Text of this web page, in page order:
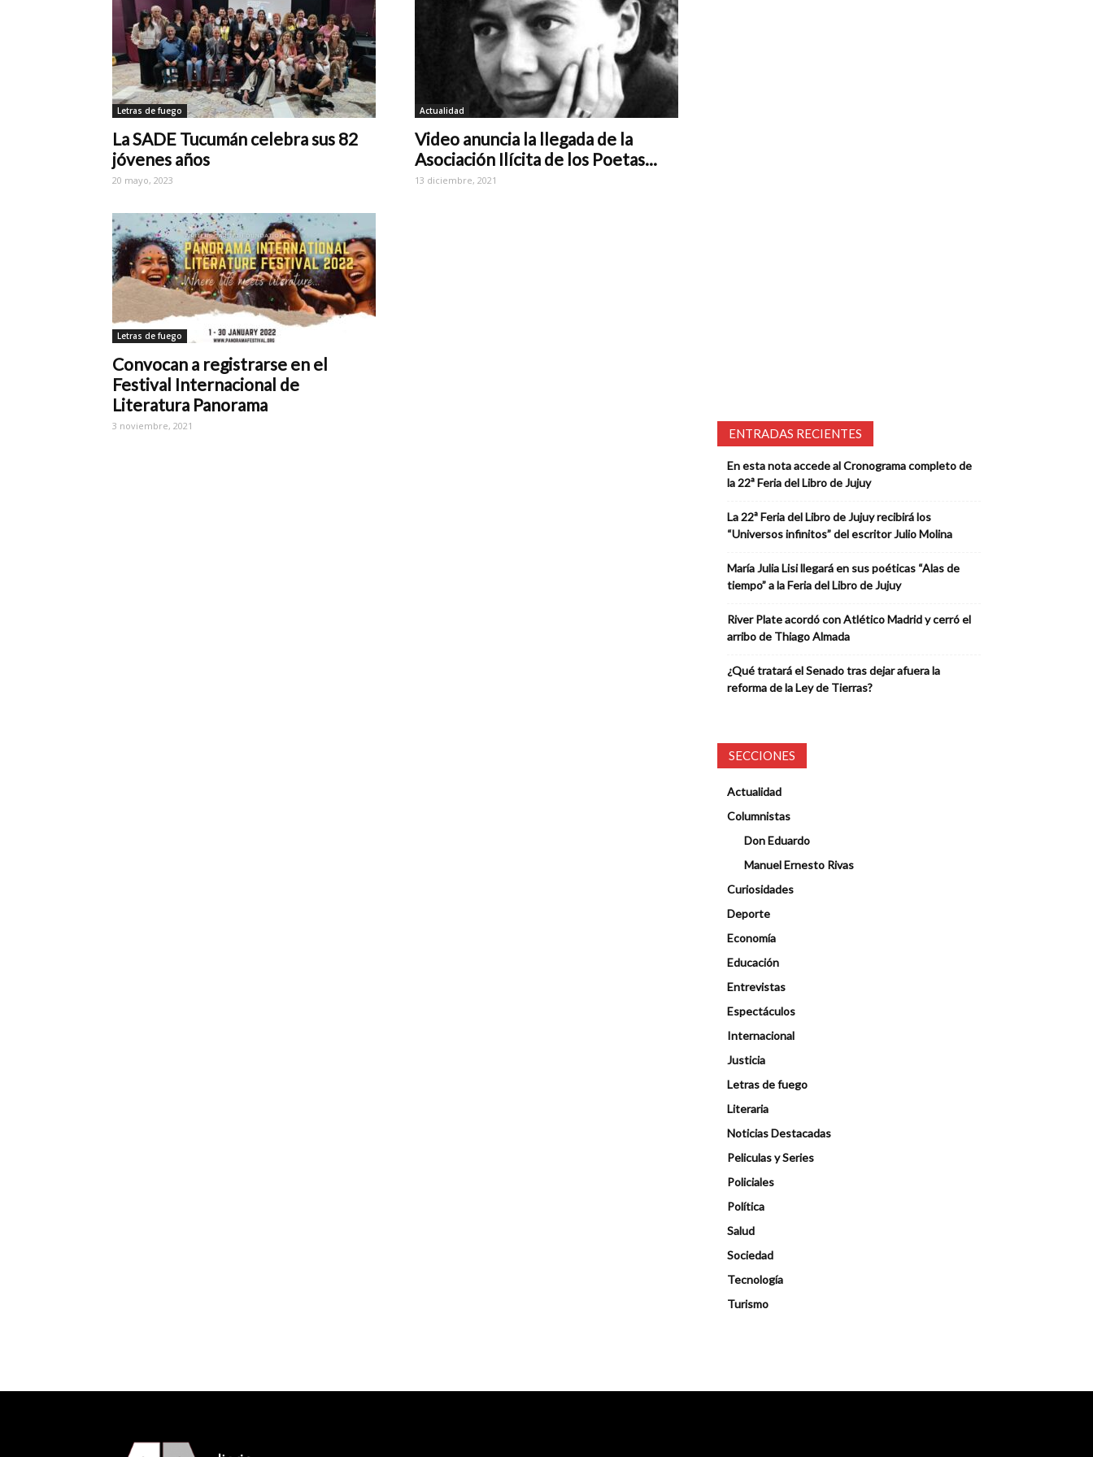
Letras de fuego
La SADE Tucumán celebra sus 82
jóvenes años
20 mayo, 2023
Actualidad
Video anuncia la llegada de la
Asociación Ilícita de los Poetas...
13 diciembre, 2021
Letras de fuego
Convocan a registrarse en el
Festival Internacional de
Literatura Panorama
3 noviembre, 2021
ENTRADAS RECIENTES
En esta nota accede al Cronograma completo de
la 22ª Feria del Libro de Jujuy
La 22ª Feria del Libro de Jujuy recibirá los
“Universos infinitos” del escritor Julio Molina
María Julia Lisi llegará en sus poéticas “Alas de
tiempo” a la Feria del Libro de Jujuy
River Plate acordó con Atlético Madrid y cerró el
arribo de Thiago Almada
¿Qué tratará el Senado tras dejar afuera la
reforma de la Ley de Tierras?
SECCIONES
Actualidad
Columnistas
Don Eduardo
Manuel Ernesto Rivas
Curiosidades
Deporte
Economía
Educación
Entrevistas
Espectáculos
Internacional
Justicia
Letras de fuego
Literaria
Noticias Destacadas
Peliculas y Series
Policiales
Política
Salud
Sociedad
Tecnología
Turismo